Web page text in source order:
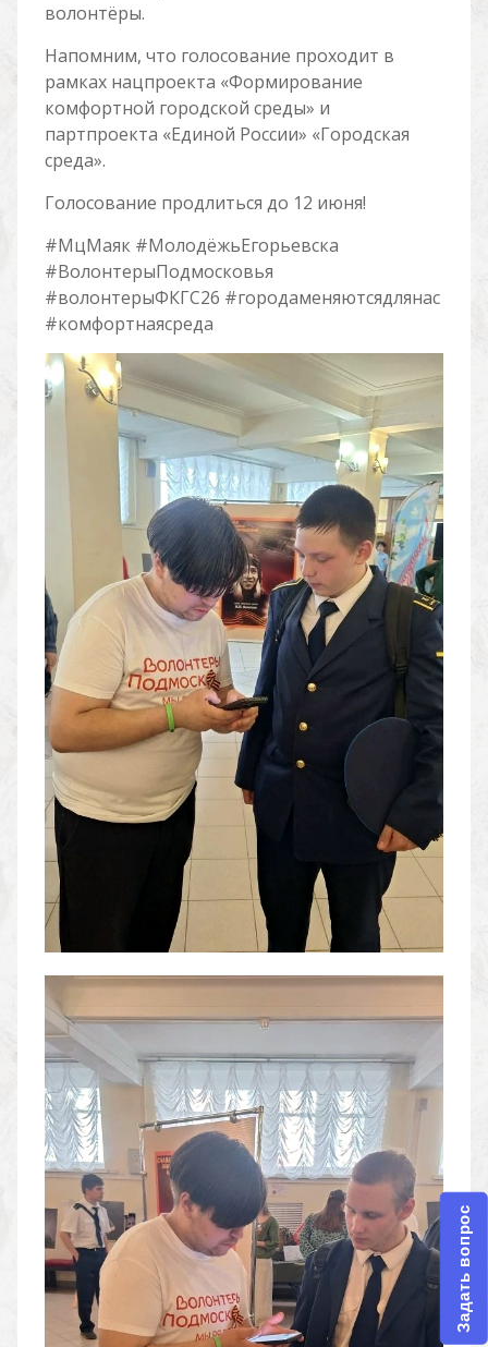
волонтёры.
Напомним, что голосование проходит в
рамках нацпроекта «Формирование
комфортной городской среды» и
партпроекта «Единой России» «Городская
среда».
Голосование продлиться до 12 июня!
#МцМаяк #МолодёжьЕгорьевска
#ВолонтерыПодмосковья
#волонтерыФКГС26 #городаменяютсядлянас
#комфортнаясреда
Задать вопрос